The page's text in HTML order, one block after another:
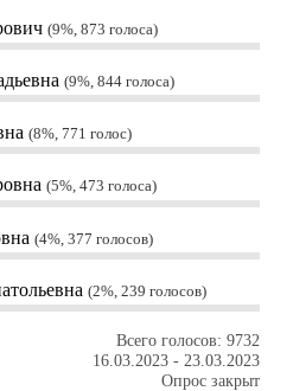
9%, 873 голоса
9%, 844 голоса
8%, 771 голос
5%, 473 голоса
4%, 377 голосов
2%, 239 голосов
Всего голосов: 9732
16.03.2023 - 23.03.2023
Опрос закрыт